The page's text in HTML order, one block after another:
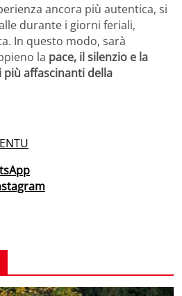
ancora più autentica, si
durante i giorni feriali,
In questo modo, sarà
la pace, il silenzio e la
più affascinanti della